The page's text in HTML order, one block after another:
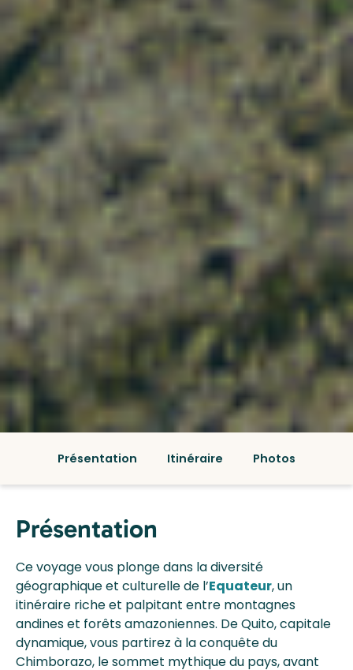
Présentation Itinéraire Photos
Présentation
Ce voyage vous plonge dans la diversité
géographique et culturelle de l’Equateur, un
itinéraire riche et palpitant entre montagnes
andines et forêts amazoniennes. De Quito, capitale
dynamique, vous partirez à la conquête du
Chimborazo, le sommet mythique du pays, avant